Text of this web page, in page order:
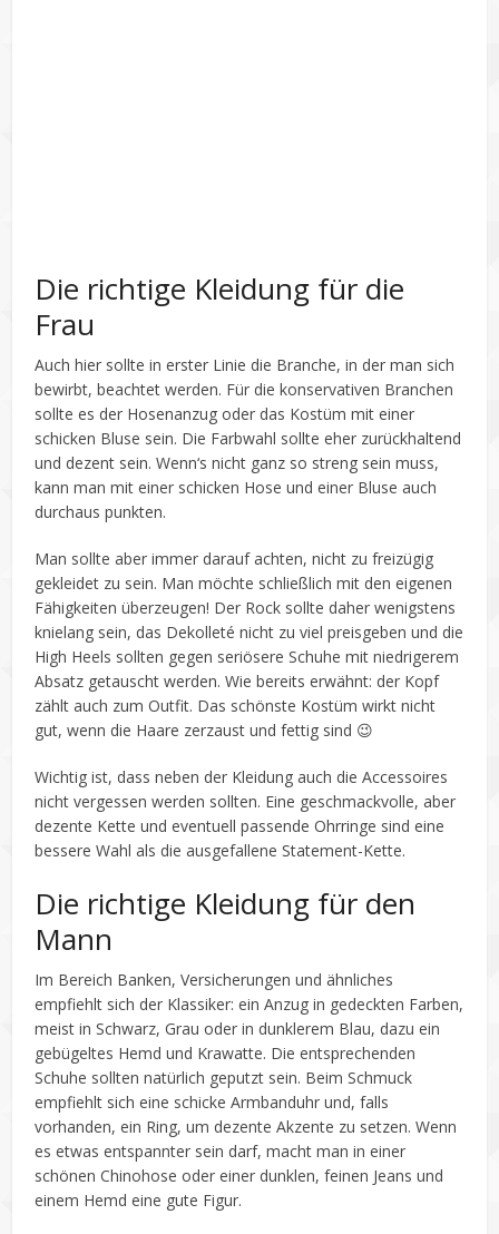
Die richtige Kleidung für die
Frau
Auch hier sollte in erster Linie die Branche, in der man sich
bewirbt, beachtet werden. Für die konservativen Branchen
sollte es der Hosenanzug oder das Kostüm mit einer
schicken Bluse sein. Die Farbwahl sollte eher zurückhaltend
und dezent sein. Wenn‘s nicht ganz so streng sein muss,
kann man mit einer schicken Hose und einer Bluse auch
durchaus punkten.
Man sollte aber immer darauf achten, nicht zu freizügig
gekleidet zu sein. Man möchte schließlich mit den eigenen
Fähigkeiten überzeugen! Der Rock sollte daher wenigstens
knielang sein, das Dekolleté nicht zu viel preisgeben und die
High Heels sollten gegen seriösere Schuhe mit niedrigerem
Absatz getauscht werden. Wie bereits erwähnt: der Kopf
zählt auch zum Outfit. Das schönste Kostüm wirkt nicht
gut, wenn die Haare zerzaust und fettig sind 😉
Wichtig ist, dass neben der Kleidung auch die Accessoires
nicht vergessen werden sollten. Eine geschmackvolle, aber
dezente Kette und eventuell passende Ohrringe sind eine
bessere Wahl als die ausgefallene Statement-Kette.
Die richtige Kleidung für den
Mann
Im Bereich Banken, Versicherungen und ähnliches
empfiehlt sich der Klassiker: ein Anzug in gedeckten Farben,
meist in Schwarz, Grau oder in dunklerem Blau, dazu ein
gebügeltes Hemd und Krawatte. Die entsprechenden
Schuhe sollten natürlich geputzt sein. Beim Schmuck
empfiehlt sich eine schicke Armbanduhr und, falls
vorhanden, ein Ring, um dezente Akzente zu setzen. Wenn
es etwas entspannter sein darf, macht man in einer
schönen Chinohose oder einer dunklen, feinen Jeans und
einem Hemd eine gute Figur.